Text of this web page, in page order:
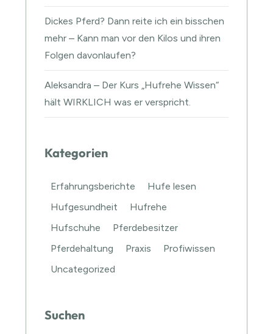
Dickes Pferd? Dann reite ich ein bisschen
mehr – Kann man vor den Kilos und ihren
Folgen davonlaufen?
Aleksandra – Der Kurs „Hufrehe Wissen“
hält WIRKLICH was er verspricht.
Kategorien
Erfahrungsberichte
Hufe lesen
Hufgesundheit
Hufrehe
Hufschuhe
Pferdebesitzer
Pferdehaltung
Praxis
Profiwissen
Uncategorized
Suchen